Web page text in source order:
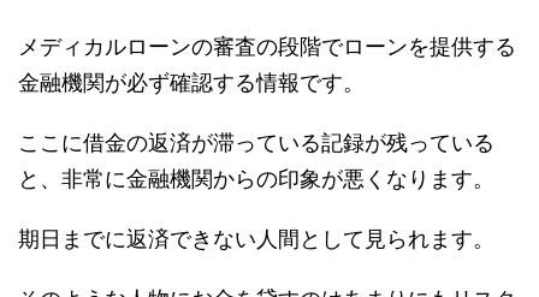
メディカルローンの審査の段階でローンを提供する
金融機関が必ず確認する情報です。
ここに借金の返済が滞っている記録が残っている
と、非常に金融機関からの印象が悪くなります。
期日までに返済できない人間として見られます。